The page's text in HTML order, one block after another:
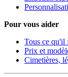
Pour vous aider
Tous ce qu'il
Prix et
Cimetières,